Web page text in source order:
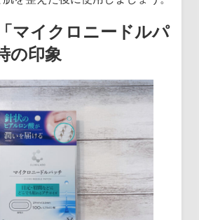
マイクロニードルパ
の印象